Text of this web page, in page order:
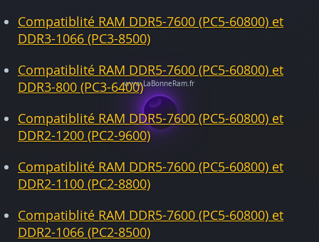
Compatiblité RAM DDR5-7600 (PC5-60800) et
DDR3-1066 (PC3-8500)
Compatiblité RAM DDR5-7600 (PC5-60800) et
DDR3-800 (PC3-6400)
Compatiblité RAM DDR5-7600 (PC5-60800) et
DDR2-1200 (PC2-9600)
Compatiblité RAM DDR5-7600 (PC5-60800) et
DDR2-1100 (PC2-8800)
Compatiblité RAM DDR5-7600 (PC5-60800) et
DDR2-1066 (PC2-8500)